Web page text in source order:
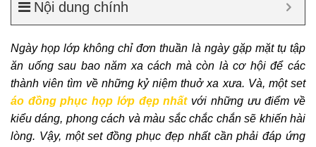
Nội dung chính
Ngày họp lớp không chỉ đơn thuần là ngày gặp mặt tụ tập
ăn uống sau bao năm xa cách mà còn là cơ hội để các
thành viên tìm về những kỷ niệm thuở xa xưa. Và, một set
áo đồng phục họp lớp đẹp nhấtvới những ưu điểm về
kiểu dáng, phong cách và màu sắc chắc chắn sẽ khiến hài
lòng. Vậy, một set đồng phục đẹp nhất cần phải đáp ứng